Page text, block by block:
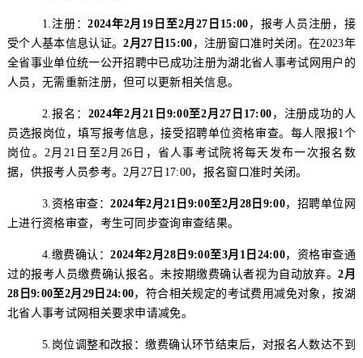
1. 注册：2024年2月 19 日至2月27 日 15:00 ，报考人员注册，接
受个人基本信息认证。2月27 日 15:00 ，注册窗口准时关闭。在2023年
全省事业单位统一公开招聘中已成功注册为湖北省人事考试网 用户 的
人员，无需重新注册，但可以更新相关信息。
2.报名： 2024年2月 21 日 9:00至2月 27 日 17:00 ，注册成功的人
员选报岗位，填写报考信息，接受招聘单位资格审查。每人限报1个
岗位。 2月 21 日至2月 26 日 ，省人事考试院将每天发布一次报名数
据，供报考人员参考。2月 27 日 17:00，报名窗口准时关闭。
3.资格审查：2024年2月21日 9:00至2月 28 日 9:00，招聘单位网
上进行资格审查，考生可同步查询审查结果。
4.缴费确认：2024年2月28日 9:00至3月 1日 24:00，资格审查通
过的报考人员缴费确认报名。未按期缴费确认者视为自动放弃。2月
28 日9:00至2月 29 日 24:00，符合相关规定的考试费用减免对象，按湖
北省人事考试网相关要求申请减免。
5. 岗位调整和改报：缴费确认环节结束后，对报名人数达不到